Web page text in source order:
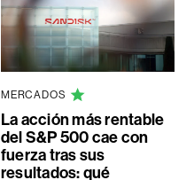
MERCADOS
La acción más rentable
del S&P 500 cae con
fuerza tras sus
resultados: qué